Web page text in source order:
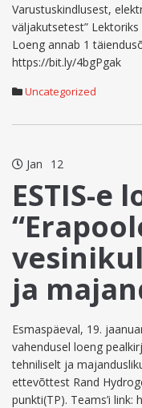
Varustuskindlusest,
väljakutsetest”
Loeng annab 1
https://bit.ly/4bgPgak
Uncategorized
Jan 12
ESTIS-e
ja
Esmaspäeval, 19.
vahendusel loeng
tehniliselt ja
ettevõttest Rand
punkti(TP). Teams’i link: